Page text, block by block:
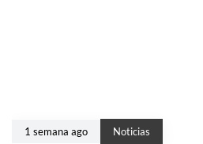
1 semana ago Noticias